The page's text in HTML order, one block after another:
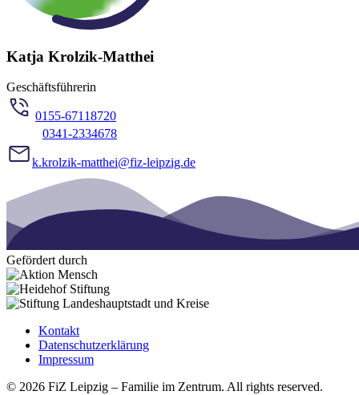
Katja Krolzik-Matthei
Geschäftsführerin
0155-67118720
0341-2334678
k.krolzik-matthei@fiz-leipzig.de
Gefördert durch
Kontakt
Datenschutzerklärung
Impressum
© 2026 FiZ Leipzig – Familie im Zentrum. All rights reserved.